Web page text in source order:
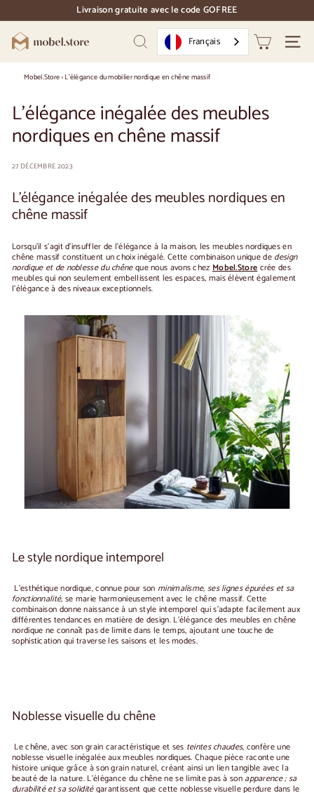
au
contenu
pause
des
diapositives
Livraison gratuite avec le code GOFREE
M
o
e
l.
S
t
o
r
e
Recherche Français
Mobel.Store›L'élégance du mobilier nordique en chêne massif
L'élégance inégalée des meubles
nordiques en chêne massif
27 DÉCEMBRE 2023
L'élégance inégalée des meubles nordiques en
chêne massif
Lorsqu'il s'agit d'insuffler de l'élégance à la maison, les meubles nordiques en
chêne massif constituent un choix inégalé. Cette combinaison unique de design
nordique et de noblesse du chêneque nous avons chez Mobel.Storecrée des
meubles qui non seulement embellissent les espaces, mais élèvent également
l'élégance à des niveaux exceptionnels.
Le style nordique intemporel
L'esthétique nordique, connue pour son minimalisme, ses lignes épurées et sa
fonctionnalité, se marie harmonieusement avec le chêne massif. Cette
combinaison donne naissance à un style intemporel qui s'adapte facilement aux
différentes tendances en matière de design. L'élégance des meubles en chêne
nordique ne connaît pas de limite dans le temps, ajoutant une touche de
sophistication qui traverse les saisons et les modes.
Noblesse visuelle du chêne
Le chêne, avec son grain caractéristique et ses teintes chaudes, confère une
noblesse visuelle inégalée aux meubles nordiques. Chaque pièce raconte une
histoire unique grâce à son grain naturel, créant ainsi un lien tangible avec la
beauté de la nature. L'élégance du chêne ne se limite pas à son apparence ; sa
durabilité et sa soliditégarantissent que cette noblesse visuelle perdure dans le